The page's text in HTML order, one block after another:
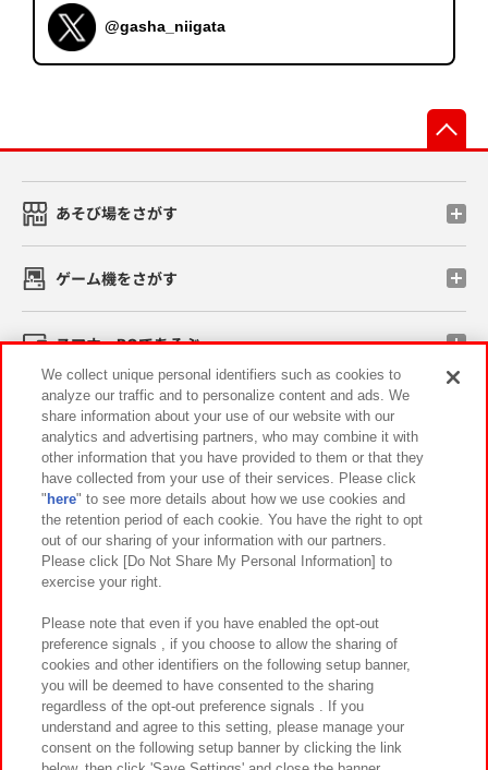
@gasha_niigata
あそび場をさがす
ゲーム機をさがす
スマホ・PCであそぶ
イベント・キャンペーン
関連会社 サステナビリティ サイトポリシー
プライバシーポリシー ウェブアクセシビリティ方針と検証結果
お取引先さまとともに
カスタマーハラスメント対応方針 よくあるご質問・お問い合わせ
We collect unique personal identifiers such as cookies to
analyze our traffic and to personalize content and ads. We
share information about your use of our website with our
analytics and advertising partners, who may combine it with
other information that you have provided to them or that they
have collected from your use of their services. Please click
" here" to see more details about how we use cookies and
the retention period of each cookie. You have the right to opt
out of our sharing of your information with our partners.
Please click [Do Not Share My Personal Information] to
exercise your right.
Please note that even if you have enabled the opt-out
preference signals , if you choose to allow the sharing of
cookies and other identifiers on the following setup banner,
you will be deemed to have consented to the sharing
regardless of the opt-out preference signals . If you
understand and agree to this setting, please manage your
consent on the following setup banner by clicking the link